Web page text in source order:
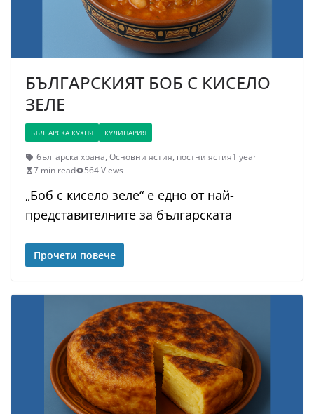
БЪЛГАРСКИЯТ БОБ С КИСЕЛО
ЗЕЛЕ
БЪЛГАРСКА КУХНЯ КУЛИНАРИЯ
българска храна, Основни ястия, постни ястия1 year
7 min read
564 Views
„Боб с кисело зеле“ е едно от най-
представителните за българската
Прочети повече